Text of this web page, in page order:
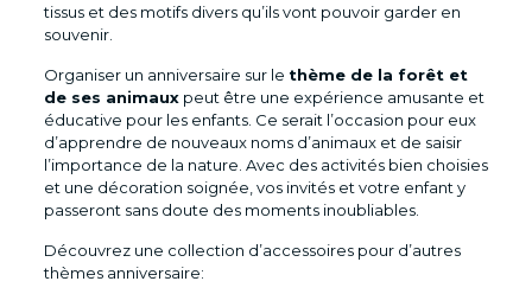
tissus et des motifs divers qu’ils vont pouvoir garder en
souvenir.
Organiser un anniversaire sur le thème de la forêt et
de ses animauxpeut être une expérience amusante et
éducative pour les enfants. Ce serait l’occasion pour eux
d’apprendre de nouveaux noms d’animaux et de saisir
l’importance de la nature. Avec des activités bien choisies
et une décoration soignée, vos invités et votre enfant y
passeront sans doute des moments inoubliables.
Découvrez une collection d’accessoires pour d’autres
thèmes anniversaire: